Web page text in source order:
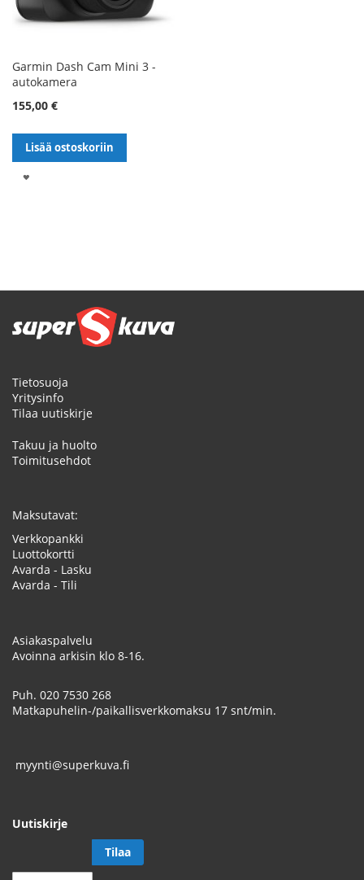
Garmin Dash Cam Mini 3 -
autokamera
155,00 €
Lisää ostoskoriin
Tietosuoja
Yritysinfo
Tilaa uutiskirje
Takuu ja huolto
Toimitusehdot
Maksutavat:
Verkkopankki
Luottokortti
Avarda - Lasku
Avarda - Tili
Asiakaspalvelu
Avoinna arkisin klo 8-16.
Puh. 020 7530 268
Matkapuhelin-/paikallisverkkomaksu 17 snt/min.
myynti@superkuva.fi
Uutiskirje
Tilaa